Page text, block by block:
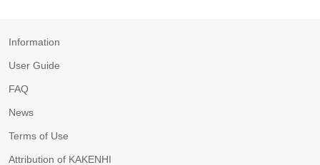
Information
User Guide
FAQ
News
Terms of Use
Attribution of KAKENHI